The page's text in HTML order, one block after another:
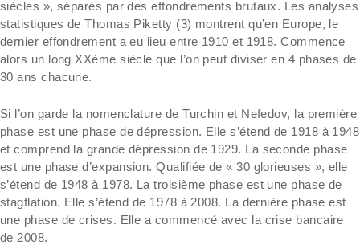
siècles », séparés par des effondrements brutaux. Les analyses
statistiques de Thomas Piketty (3) montrent qu’en Europe, le
dernier effondrement a eu lieu entre 1910 et 1918. Commence
alors un long XXème siècle que l’on peut diviser en 4 phases de
30 ans chacune.
Si l’on garde la nomenclature de Turchin et Nefedov, la première
phase est une phase de dépression. Elle s’étend de 1918 à 1948
et comprend la grande dépression de 1929. La seconde phase
est une phase d’expansion. Qualifiée de « 30 glorieuses », elle
s’étend de 1948 à 1978. La troisième phase est une phase de
stagflation. Elle s’étend de 1978 à 2008. La dernière phase est
une phase de crises. Elle a commencé avec la crise bancaire
de 2008.